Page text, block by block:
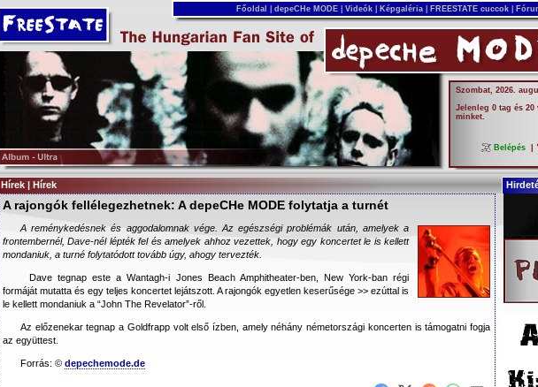
Főoldal depeCHe MODE Videók Képgaléria FREESTATE cuccok
Szombat, 2026.
Jelenleg 0 tag és 20
minket.
Belépés
Hírek | Hírek
A rajongók fellélegezhetnek: A depeCHe MODE folytatja a turnét
A reménykedésnek és aggodalomnak vége. Az egészségi problémák után, amelyek a
frontembernél, Dave-nél lépték fel és amelyek ahhoz vezettek, hogy egy koncertet le is kellett
mondaniuk, a turné folytatódott tovább úgy, ahogy tervezték.
Dave tegnap este a Wantagh-i Jones Beach Amphitheater-ben, New York-ban régi
formáját mutatta és egy teljes koncertet lejátszott. A rajongók egyetlen keserűsége >> ezúttal is
le kellett mondaniuk a “John The Revelator”-ről.
Az előzenekar tegnap a Goldfrapp volt első ízben, amely néhány németországi koncerten is támogatni fogja
az együttest.
Forrás: © depechemode.de